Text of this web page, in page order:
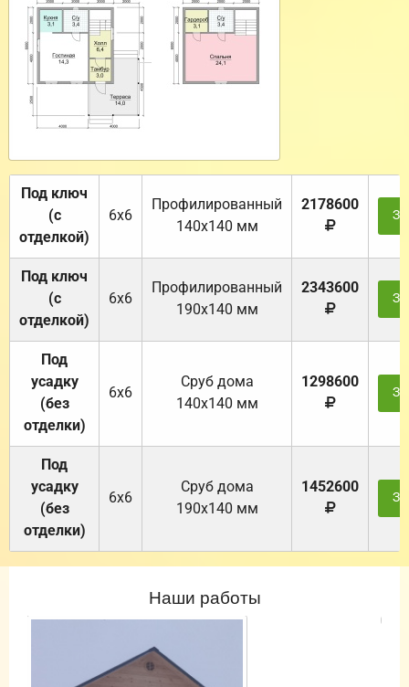
Под ключ
(с
отделкой)
6х6
Профилированный
140х140 мм
2178600
Под ключ
(с
отделкой)
6х6
Профилированный
190х140 мм
2343600
Под
усадку
(без
отделки)
6х6
Cруб дома
140х140 мм
1298600
Под
усадку
(без
отделки)
6х6
Cруб дома
190х140 мм
1452600
Наши работы